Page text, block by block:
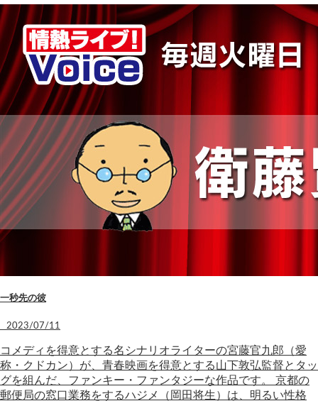
一秒先の彼
2023/07/11
コメディを得意とする名シナリオライターの宮藤官九郎（愛
称・クドカン）が、青春映画を得意とする山下敦弘監督とタッ
グを組んだ、ファンキー・ファンタジーな作品です。 京都の
郵便局の窓口業務をするハジメ（岡田将生）は、明るい性格